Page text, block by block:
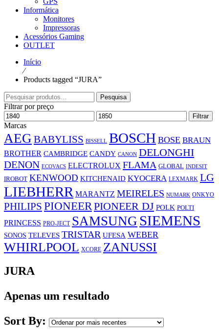
Informática
Monitores
Impressoras
Acessórios Gaming
OUTLET
Início
⁄
Products tagged “JURA”
Pesquisar
por:
Pesquisa
Filtrar por preço
Preço
mínimo
Preço
máximo
Filtrar
Marcas
AEG BABYLISS BISSELL BOSCH BOSE BRAUN
BROTHER CAMBRIDGE CANDY CANON DELONGHI
DENON ECOVACS ELECTROLUX FLAMA GLOBAL INDESIT
IROBOT KENWOOD KITCHENAID KYOCERA LEXMARK LG
LIEBHERR MARANTZ MEIRELES NUMARK ONKYO
PHILIPS PIONEERPIONEER DJ POLK POLTI
PRINCESS PRO-JECT SAMSUNG SIEMENS
SONOS TELEVES TRISTAR UFESA WEBER
WHIRLPOOL XCORE ZANUSSI
JURA
Apenas um resultado
Sort By: